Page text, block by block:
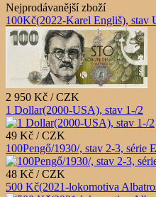
Nejprodávanější zboží
100Kč(2022-Karel Engliš), stav
2 950 Kč / CZK
1 Dollar(2000-USA), stav 1-/2
49 Kč / CZK
100Pengő/1930/, stav 2-3, série E
48 Kč / CZK
500 Kč(2021-lokomotiva